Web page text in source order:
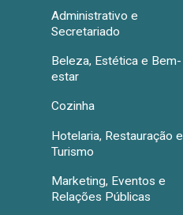
Administrativo e
Secretariado
Beleza, Estética e Bem-
estar
Cozinha
Hotelaria, Restauração e
Turismo
Marketing, Eventos e
Relações Públicas